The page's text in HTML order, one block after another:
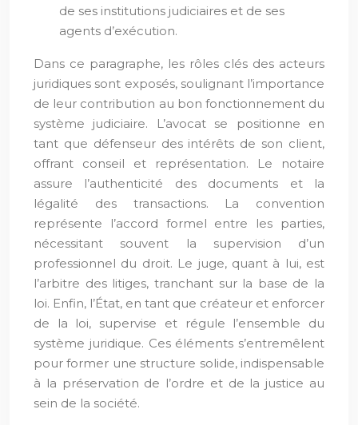
de ses institutions judiciaires et de ses
agents d’exécution.
Dans ce paragraphe, les rôles clés des acteurs
juridiques sont exposés, soulignant l’importance
de leur contribution au bon fonctionnement du
système judiciaire. L’avocat se positionne en
tant que défenseur des intérêts de son client,
offrant conseil et représentation. Le notaire
assure l’authenticité des documents et la
légalité des transactions. La convention
représente l’accord formel entre les parties,
nécessitant souvent la supervision d’un
professionnel du droit. Le juge, quant à lui, est
l’arbitre des litiges, tranchant sur la base de la
loi. Enfin, l’État, en tant que créateur et enforcer
de la loi, supervise et régule l’ensemble du
système juridique. Ces éléments s’entremêlent
pour former une structure solide, indispensable
à la préservation de l’ordre et de la justice au
sein de la société.